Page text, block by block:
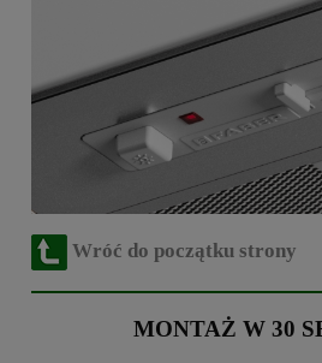
Wróć do początku strony
MONTAŻ W 30